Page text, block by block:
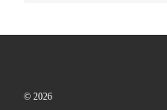
© 2026